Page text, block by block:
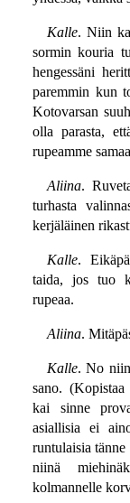
Kalle. Niin
sormin kouria
hengessäni
paremmin kun
Kotovarsan
olla parasta,
rupeamme
Aliina.
turhasta
kerjäläinen
Kalle.
taida, jos tuo
rupeaa.
Aliina.
Kalle. No
sano.
kai sinne
asiallisia ei
runtulaisia
niinä
kolmannelle